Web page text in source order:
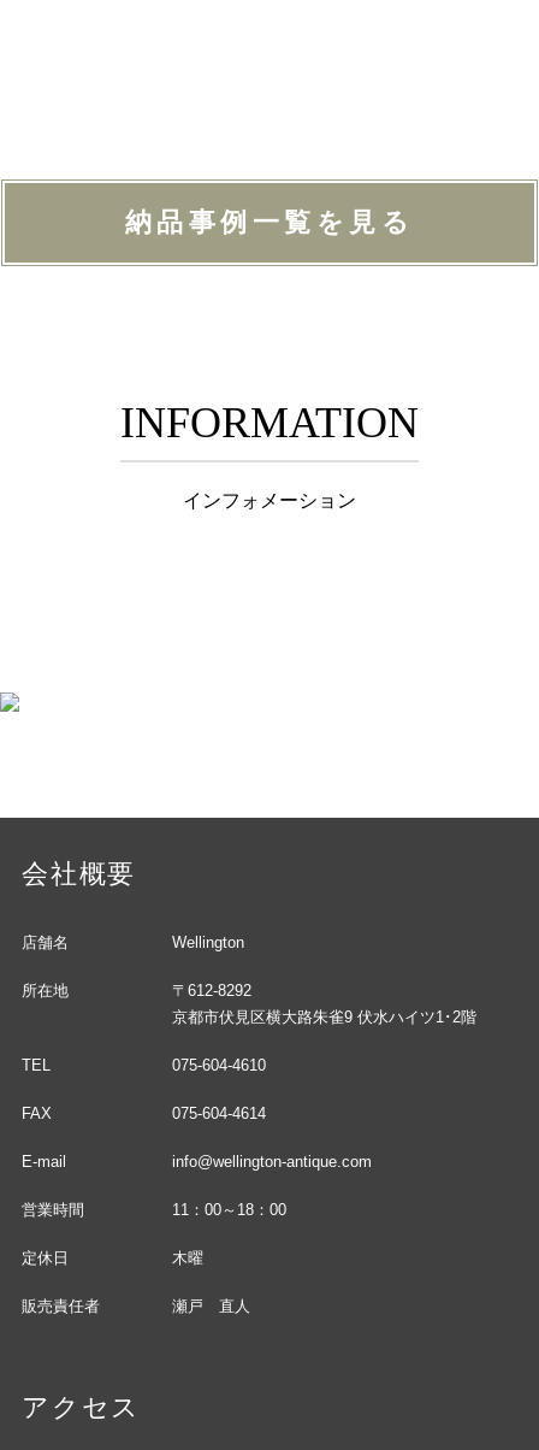
納品事例一覧を見る
INFORMATION
インフォメーション
会社概要
店舗名 Wellington
所在地
〒612-8292
京都市伏見区横大路朱雀9 伏水ハイツ1･2階
TEL 075-604-4610
FAX 075-604-4614
E-mail info@wellington-antique.com
営業時間 11：00～18：00
定休日 木曜
販売責任者 瀬戸 直人
アクセス